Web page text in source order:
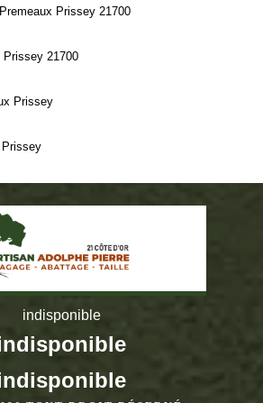
Prissey 21700
Prissey 21700
Prissey
Prissey
indisponible